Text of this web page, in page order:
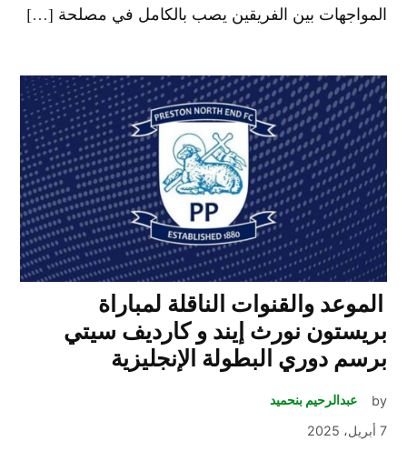
المواجهات بين الفريقين يصب بالكامل في مصلحة […]
الموعد والقنوات الناقلة لمباراة
بريستون نورث إيند و كارديف سيتي
برسم دوري البطولة الإنجليزية
by
عبدالرحيم بنحميد
7 أبريل، 2025